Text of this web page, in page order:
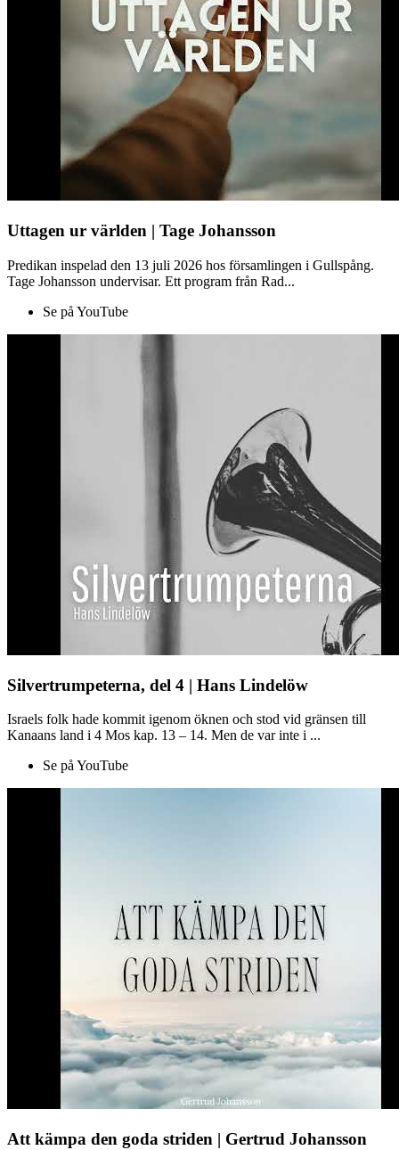
Uttagen ur världen | Tage Johansson
Predikan inspelad den 13 juli 2026 hos församlingen i Gullspång.
Tage Johansson undervisar. Ett program från Rad...
Se på YouTube
Silvertrumpeterna, del 4 | Hans Lindelöw
Israels folk hade kommit igenom öknen och stod vid gränsen till
Kanaans land i 4 Mos kap. 13 – 14. Men de var inte i ...
Se på YouTube
Att kämpa den goda striden | Gertrud Johansson